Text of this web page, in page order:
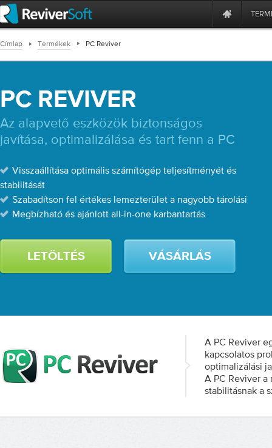
Címlap Termékek PC Reviver
PC REVIVER
Az alapvető eszközök biztonságos
javítása, optimalizálása és tart fenn a PC
Visszaállítása optimális számítógép teljesítményét és
stabilitását
Szabadítson fel értékes lemezterület a nagyobb tárolási
Megbízható és ajánlott all-in-one karbantartás
LETÖLTÉS VÁSÁRLÁS
A PC Reviver
kapcsolatos
optimalizálási
A PC Reviver
stabilitásnak a